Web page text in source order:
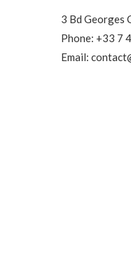
3 Bd Georges
Phone: +33 7
Email: